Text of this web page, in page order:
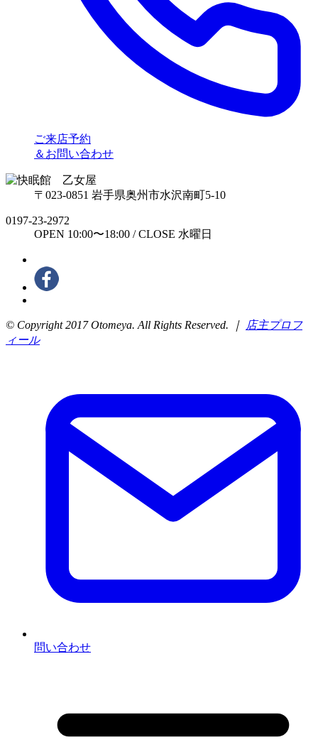
ご来店予約
＆お問い合わせ
〒023-0851 岩手県奥州市水沢南町5-10
0197-23-2972
OPEN 10:00〜18:00 / CLOSE 水曜日
© Copyright 2017 Otomeya. All Rights Reserved. ｜ 店主プロフ
ィール
問い合わせ